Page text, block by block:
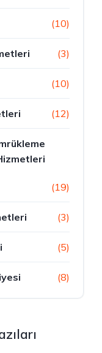
(10)
(3)
(10)
(12)
(19)
(3)
(5)
(8)